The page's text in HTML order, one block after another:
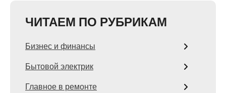
ЧИТАЕМ ПО РУБРИКАМ
Бизнес и финансы
Бытовой электрик
Главное в ремонте